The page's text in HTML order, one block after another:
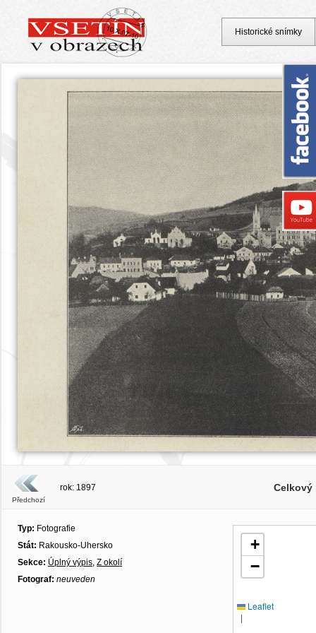
Předchozí
rok: 1897 Celkový
Typ: Fotografie
Stát: Rakousko-Uhersko
Sekce: Úplný výpis, Z okolí
Fotograf: neuveden
+
−
Leaflet
|
Historické snímky